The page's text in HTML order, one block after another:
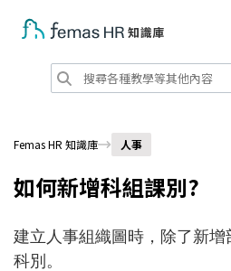
Femas HR 知識庫 人事
如何新增科組課別?
建立人事組織圖時，除了新增
科別。